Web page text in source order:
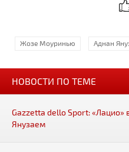
Жозе Моуринью Аднан
НОВОСТИ ПО ТЕМЕ
Gazzetta dello Sport: «Лацио»
Янузаем